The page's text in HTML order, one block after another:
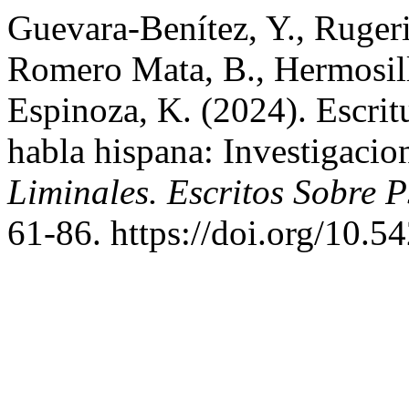
Guevara-Benítez, Y.,
Romero Mata, B.,
Espinoza, K. (2024).
habla hispana:
Liminales. Escritos Sobre
61-86. https://doi.org/